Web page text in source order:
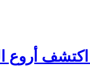
أروع